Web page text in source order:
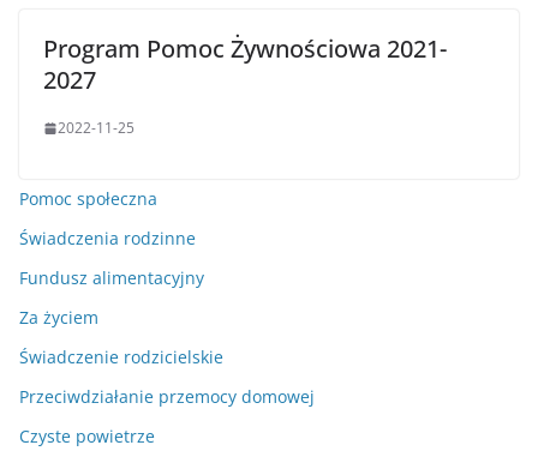
Program Pomoc Żywnościowa 2021-
2027
2022-11-25
Pomoc społeczna
Świadczenia rodzinne
Fundusz alimentacyjny
Za życiem
Świadczenie rodzicielskie
Przeciwdziałanie przemocy domowej
Czyste powietrze